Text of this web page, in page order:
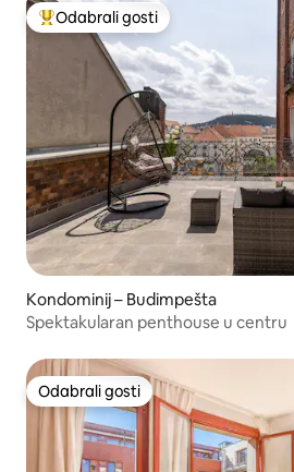
Među najviše rangiranima s
Odabrali gosti
Kondominij – Budimpešta
Spektakularan penthouse u centru
Odabrali gosti
Odabrali gosti